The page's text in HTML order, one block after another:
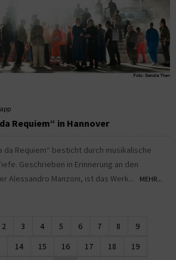
Requiem“ in Hannover
da Requiem“ besticht durch musikalische
Geschrieben in Erinnerung an den
Alessandro Manzoni, ist das Werk...
MEHR...
2 3 4 5 6 7 8
9
14 15 16 17 18
19